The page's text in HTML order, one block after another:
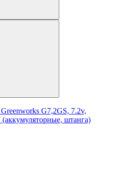
G7,2GS, 7.2v,
штанга)